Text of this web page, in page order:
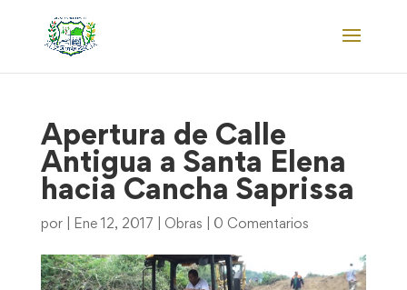
Apertura de Calle
Antigua a Santa Elena
hacia Cancha Saprissa
por Ene 12, 2017 Obras 0 Comentarios